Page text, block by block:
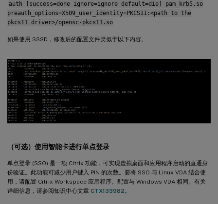
auth [success=done ignore=ignore default=die] pam_krb5.so
preauth_options=X509_user_identity=PKCS11:<path to the
pkcs11 driver>/opensc-pkcs11.so
如果使用 SSSD，修改后的配置文件类似于以下内容。
（可选）使用智能卡进行单点登录
单点登录 (SSO) 是一项 Citrix 功能，可实现虚拟桌面和应用程序启动的直通身
份验证。此功能可减少用户键入 PIN 的次数。要将 SSO 与 Linux VDA 结合使
用，请配置 Citrix Workspace 应用程序。配置与 Windows VDA 相同。有关
详细信息，请参阅知识中心文章 CTX133982。